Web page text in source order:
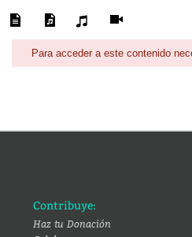
Para acceder a este contenido
Contribuye:
Haz tu Donación